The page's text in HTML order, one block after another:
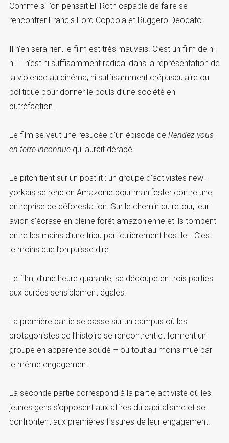
Comme si l’on pensait Eli Roth capable de faire se
rencontrer Francis Ford Coppola et Ruggero Deodato.
Il n’en sera rien, le film est très mauvais. C’est un film de ni-
ni. Il n’est ni suffisamment radical dans la représentation de
la violence au cinéma, ni suffisamment crépusculaire ou
politique pour donner le pouls d’une société en
putréfaction.
Le film se veut une resucée d’un épisode de Rendez-vous
en terre inconnuequi aurait dérapé.
Le pitch tient sur un post-it : un groupe d’activistes new-
yorkais se rend en Amazonie pour manifester contre une
entreprise de déforestation. Sur le chemin du retour, leur
avion s’écrase en pleine forêt amazonienne et ils tombent
entre les mains d’une tribu particulièrement hostile… C’est
le moins que l’on puisse dire.
Le film, d’une heure quarante, se découpe en trois parties
aux durées sensiblement égales.
La première partie se passe sur un campus où les
protagonistes de l’histoire se rencontrent et forment un
groupe en apparence soudé – ou tout au moins mué par
le même engagement.
La seconde partie correspond à la partie activiste où les
jeunes gens s’opposent aux affres du capitalisme et se
confrontent aux premières fissures de leur engagement.